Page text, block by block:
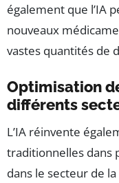
également que l’IA
nouveaux
vastes quantités de
Optimisation
différents
L’IA réinvente
traditionnelles dans
dans le secteur de